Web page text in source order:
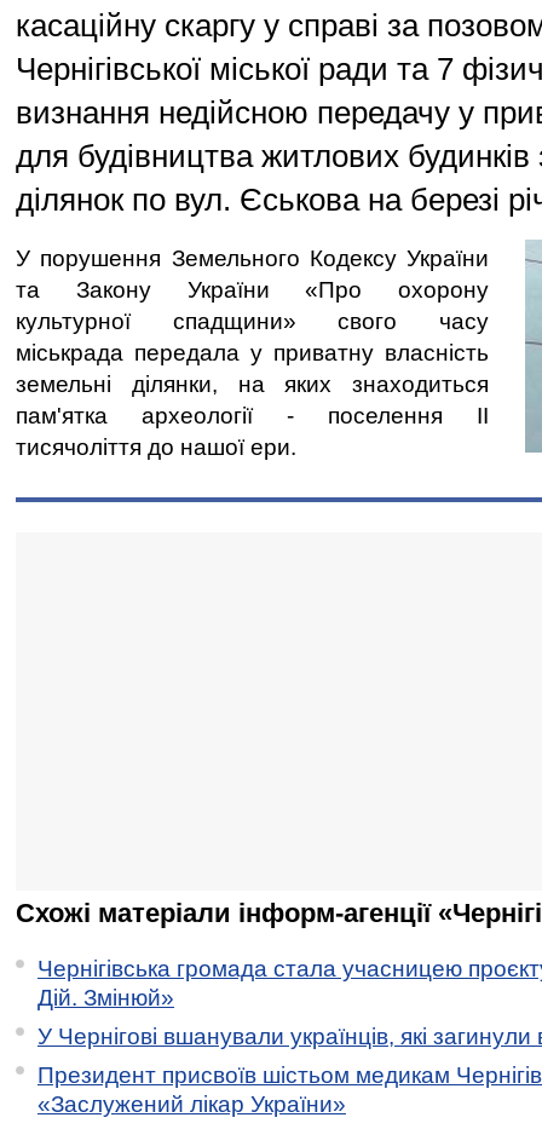
касаційну скаргу у справі за
Чернігівської міської ради та 7
визнання недійсною передачу у
для будівництва житлових
ділянок по вул. Єськова на березі
У порушення Земельного Кодексу України
та Закону України «Про охорону
культурної спадщини» свого часу
міськрада передала у приватну власність
земельні ділянки, на яких знаходиться
пам'ятка археології - поселення ІІ
тисячоліття до нашої ери.
Схожі матеріали інформ-агенції
Чернігівська громада стала учасницею
Дій. Змінюй»
У Чернігові вшанували українців, які загинули
Президент присвоїв шістьом медикам
«Заслужений лікар України»